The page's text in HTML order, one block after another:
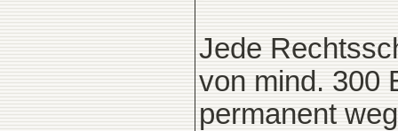
Jede
von mind. 300
permanent